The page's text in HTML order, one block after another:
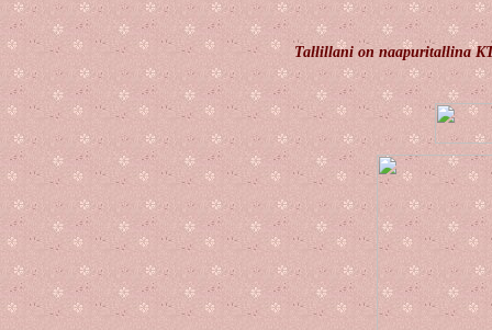
Tallillani on naapuritallina